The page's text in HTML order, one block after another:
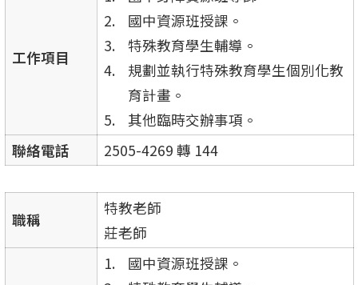
工作項目
國中資源班授課。
特殊教育學生輔導。
規劃並執行特殊教育學生個別化教
育計畫。
其他臨時交辦事項。
聯絡電話
2505-4269 轉 144
職稱
特教老師
莊老師
國中資源班授課。